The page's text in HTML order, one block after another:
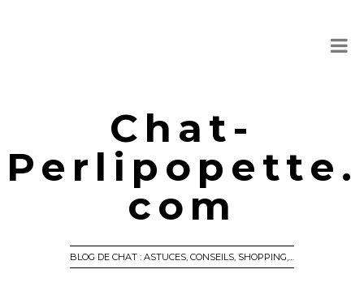
Chat-
Perlipopette.
com
BLOG DE CHAT : ASTUCES, CONSEILS, SHOPPING,…